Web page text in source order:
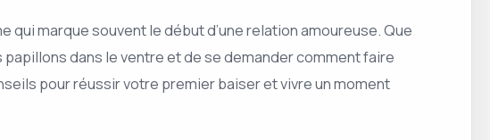
marque souvent le début d’une relation amoureuse. Que
dans le ventre et de se demander comment faire
pour réussir votre premier baiser et vivre un moment